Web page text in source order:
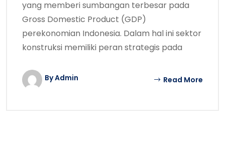
yang memberi sumbangan terbesar pada
Gross Domestic Product (GDP)
perekonomian Indonesia. Dalam hal ini sektor
konstruksi memiliki peran strategis pada
By Admin Read More